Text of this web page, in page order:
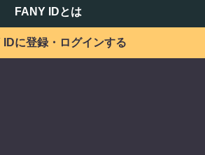
FANY IDとは
IDに登録・ログインする